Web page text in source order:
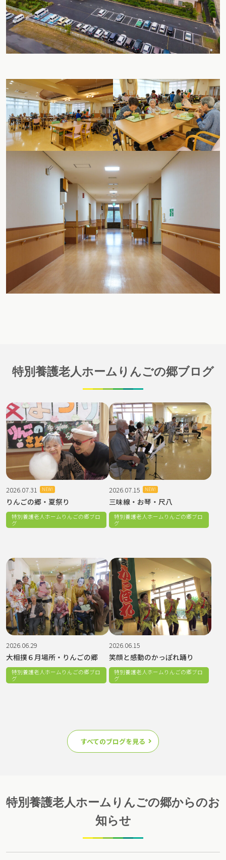
特別養護老人ホームりんごの郷ブログ
りんごの郷・夏祭り
2026.07.31 NEW!
特別養護老人ホームりんごの郷ブロ
グ
三味線・お琴・尺八
2026.07.15 NEW!
特別養護老人ホームりんごの郷ブロ
グ
大相撲６月場所・りんごの郷
2026.06.29
特別養護老人ホームりんごの郷ブロ
グ
笑顔と感動のかっぽれ踊り
2026.06.15
特別養護老人ホームりんごの郷ブロ
グ
すべてのブログを見る
特別養護老人ホームりんごの郷からのお
知らせ